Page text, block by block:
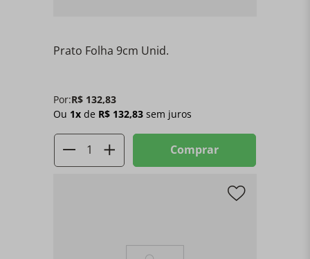
Prato Folha 9cm Unid.
Por:R$ 132,83
Ou 1x de R$ 132,83 sem juros
Comprar